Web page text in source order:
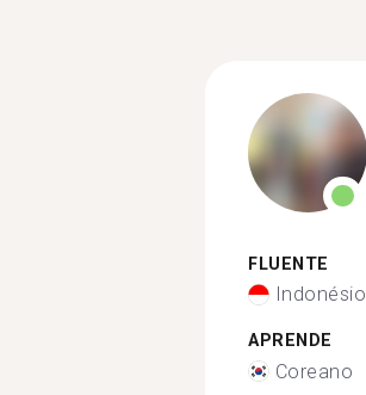
FLUENTE
Indonésio
APRENDE
Coreano